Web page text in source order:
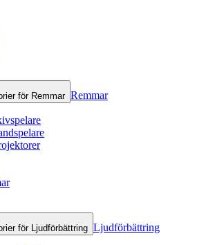
för Remmar Remmar
för Ljudförbättring Ljudförbättring